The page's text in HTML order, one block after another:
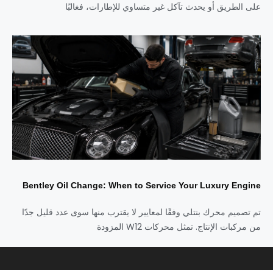
على الطريق أو يحدث تآكل غير متساوي للإطارات، فغالبًا
Bentley Oil Change: When to Service Your Luxury Engine
تم تصميم محرك بنتلي وفقًا لمعايير لا يقترب منها سوى عدد قليل جدًا
من مركبات الإنتاج. تمثل محركات W12 المزودة